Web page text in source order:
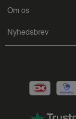
Om os
Nyhedsbrev